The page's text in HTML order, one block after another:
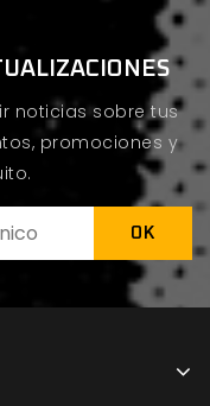
noticias sobre tus
promociones y